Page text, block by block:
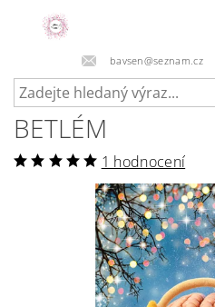
bavsen@seznam.cz
BETLÉM
1 hodnocení